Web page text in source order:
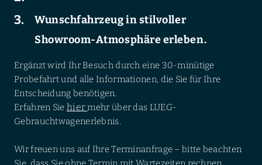
Wunschfahrzeug in stilvoller
Showroom-Atmosphäre erleben.
Ergänzt wird Ihr Besuch durch eine 30-minütige
Probefahrt und alle Informationen, die Sie für Ihre
Entscheidung benötigen.
Erfahren Sie hiermehr über das LUEG-
Gebrauchtwagenerlebnis.
Wir freuen uns auf Ihre Terminanfrage – bitte beachten